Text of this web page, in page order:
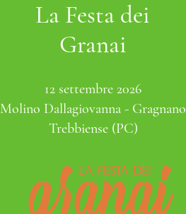
La Festa dei
Granai
12 settembre 2026
Molino Dallagiovanna - Gragnano
Trebbiense (PC)